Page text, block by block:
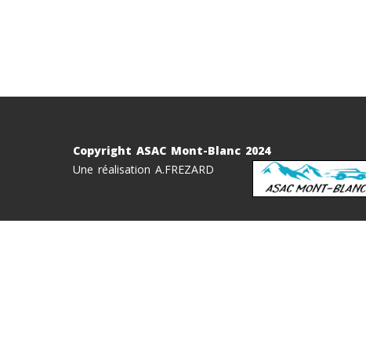
Copyright ASAC Mont-Blanc 2024
Une réalisation A.FREZARD